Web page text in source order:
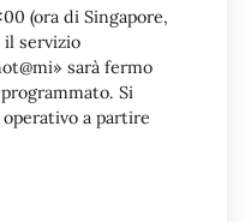
(ora di Singapore,
il servizio
sarà fermo
Si
a partire